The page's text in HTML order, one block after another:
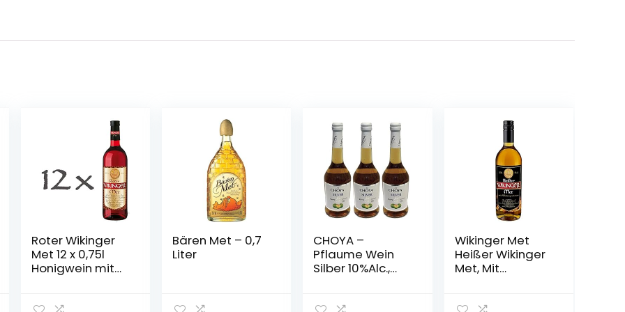
Roter Wikinger
Met 12 x 0,75l
Honigwein mit
Bären Met – 0,7
Liter
CHOYA –
Pflaume Wein
Silber 10%Alc.,
Wikinger Met
Heißer Wikinger
Met, Mit